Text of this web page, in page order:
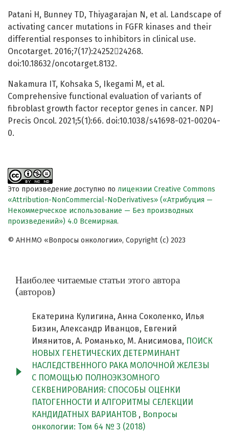
Patani H, Bunney TD, Thiyagarajan N, et al. Landscape of
activating cancer mutations in FGFR kinases and their
differential responses to inhibitors in clinical use.
Oncotarget. 2016;7(17):2425224268.
doi:10.18632/oncotarget.8132.
Nakamura IT, Kohsaka S, Ikegami M, et al.
Comprehensive functional evaluation of variants of
fibroblast growth factor receptor genes in cancer. NPJ
Precis Oncol. 2021;5(1):66. doi:10.1038/s41698-021-00204-
0.
Это произведение доступно по лицензии Creative Commons
«Attribution-NonCommercial-NoDerivatives» («Атрибуция —
Некоммерческое использование — Без производных
произведений») 4.0 Всемирная.
© АННМО «Вопросы онкологии», Copyright (c) 2023
Наиболее читаемые статьи этого автора
(авторов)
Екатерина Кулигина, Анна Соколенко, Илья
Бизин, Александр Иванцов, Евгений
Имянитов, А. Романько, М. Анисимова, ПОИСК
НОВЫХ ГЕНЕТИЧЕСКИХ ДЕТЕРМИНАНТ
НАСЛЕДСТВЕННОГО РАКА МОЛОЧНОЙ ЖЕЛЕЗЫ
С ПОМОЩЬЮ ПОЛНОЭКЗОМНОГО
СЕКВЕНИРОВАНИЯ: СПОСОБЫ ОЦЕНКИ
ПАТОГЕННОСТИ И АЛГОРИТМЫ СЕЛЕКЦИИ
КАНДИДАТНЫХ ВАРИАНТОВ , Вопросы
онкологии: Том 64 № 3 (2018)